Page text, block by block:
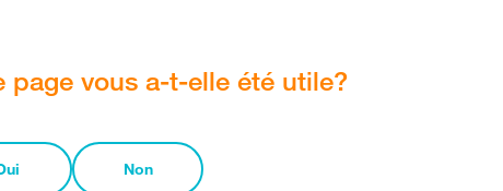
page vous a-t-elle été utile?
Non